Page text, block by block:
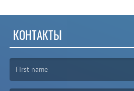
КОНТАКТЫ